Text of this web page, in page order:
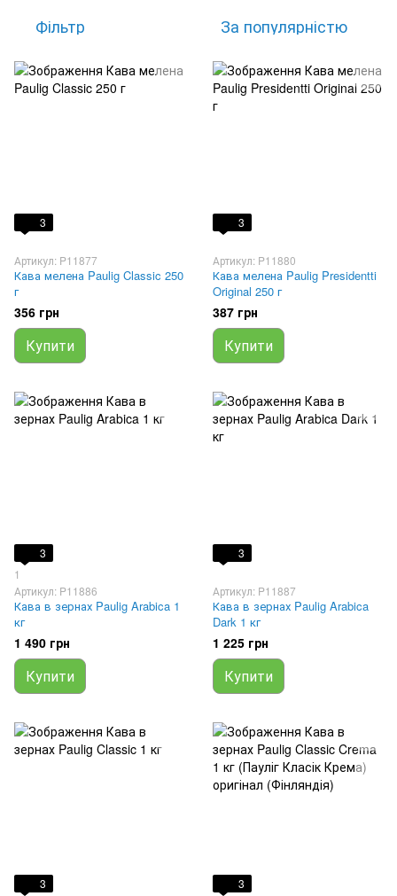
Фільтр За популярністю
3
Артикул: P11877
Кава мелена Paulig Classic 250
г
356 грн
Купити
3
Артикул: P11880
Кава мелена Paulig Presidentti
Original 250 г
387 грн
Купити
3
1
Артикул: P11886
Кава в зернах Paulig Arabica 1
кг
1 490 грн
Купити
3
Артикул: P11887
Кава в зернах Paulig Arabica
Dark 1 кг
1 225 грн
Купити
3
3